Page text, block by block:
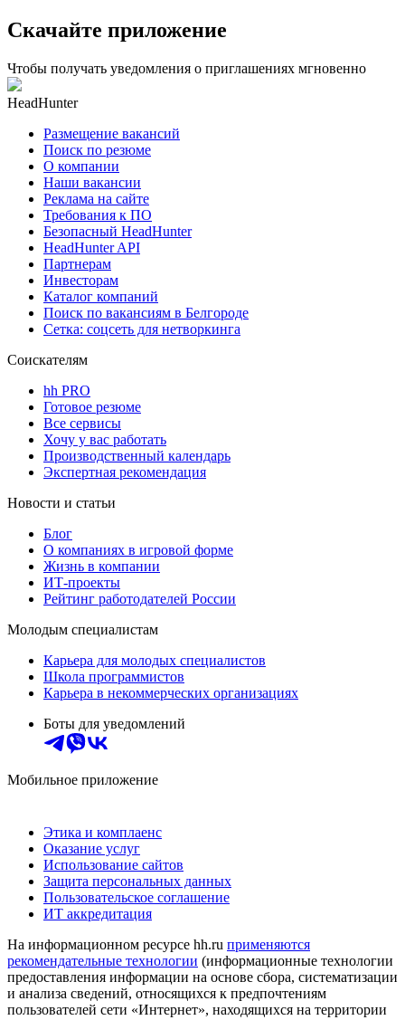
Скачайте приложение
Чтобы получать уведомления о приглашениях мгновенно
HeadHunter
Размещение вакансий
Поиск по резюме
О компании
Наши вакансии
Реклама на сайте
Требования к ПО
Безопасный HeadHunter
HeadHunter API
Партнерам
Инвесторам
Каталог компаний
Поиск по вакансиям в Белгороде
Сетка: соцсеть для нетворкинга
Соискателям
hh PRO
Готовое резюме
Все сервисы
Хочу у вас работать
Производственный календарь
Экспертная рекомендация
Новости и статьи
Блог
О компаниях в игровой форме
Жизнь в компании
ИТ-проекты
Рейтинг работодателей России
Молодым специалистам
Карьера для молодых специалистов
Школа программистов
Карьера в некоммерческих организациях
Боты для уведомлений
Мобильное приложение
Этика и комплаенс
Оказание услуг
Использование сайтов
Защита персональных данных
Пользовательское соглашение
ИТ аккредитация
На информационном ресурсе hh.ru применяются
рекомендательные технологии (информационные технологии
предоставления информации на основе сбора, систематизации
и анализа сведений, относящихся к предпочтениям
пользователей сети «Интернет», находящихся на территории